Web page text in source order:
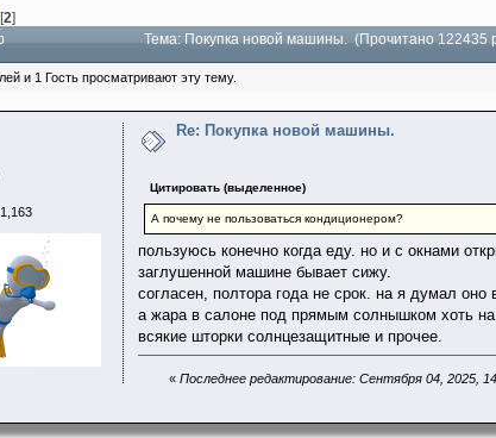
[2]
Тема: Покупка новой машины. (Прочитано 122435
и 1 Гость просматривают эту тему.
Re: Покупка новой машины.
Цитировать (выделенное)
А почему не пользоваться кондиционером?
пользуюсь конечно когда еду. но и с окнами
заглушенной машине бывает сижу.
согласен, полтора года не срок. на я думал оно
а жара в салоне под прямым солнышком хоть на
всякие шторки солнцезащитные и прочее.
« Последнее редактирование: Сентября 04, 2025,